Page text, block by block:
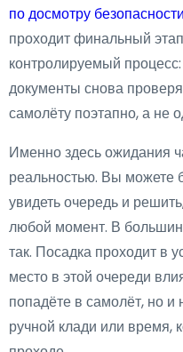
по досмотру безопасности
проходит финальный
контролируемый
документы снова
самолёту поэтапно, а не
Именно здесь ожидания
реальностью. Вы можете
увидеть очередь и
любой момент. В
так. Посадка проходит в
место в этой очереди
попадёте в самолёт, но и
ручной клади или время,